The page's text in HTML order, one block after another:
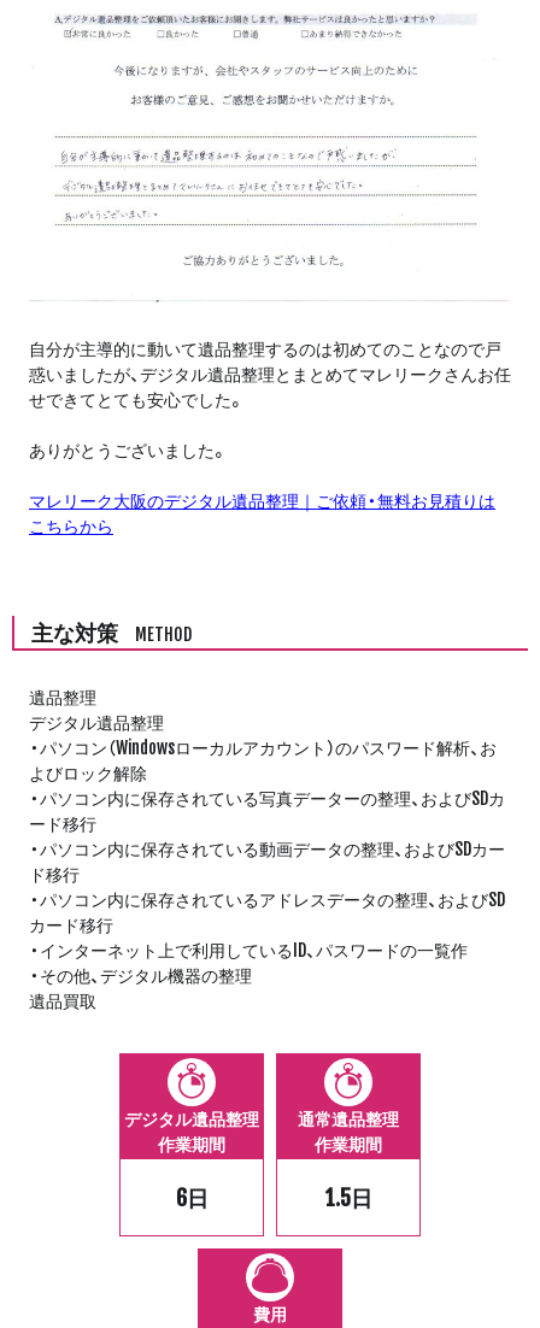
自分が主導的に動いて遺品整理するのは初めてのことなので戸
惑いましたが、デジタル遺品整理とまとめてマレリークさんお任
せできてとても安心でした。
ありがとうございました。
マレリーク大阪のデジタル遺品整理｜ご依頼・無料お見積りは
こちらから
主な対策 METHOD
遺品整理
デジタル遺品整理
・パソコン（Windowsローカルアカウント）のパスワード解析、お
よびロック解除
・パソコン内に保存されている写真データーの整理、およびSDカ
ード移行
・パソコン内に保存されている動画データの整理、およびSDカー
ド移行
・パソコン内に保存されているアドレスデータの整理、およびSD
カード移行
・インターネット上で利用しているID、パスワードの一覧作
・その他、デジタル機器の整理
遺品買取
デジタル遺品整理
作業期間
6日
通常遺品整理
作業期間
1.5日
費用